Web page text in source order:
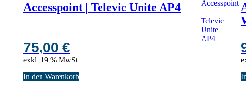
Accesspoint | Televic Unite AP4
75,00 €
exkl. 19 % MwSt.
In den Warenkorb